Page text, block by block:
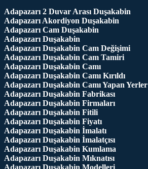
Adapazarı 2 Duvar Arası Duşakabin
Adapazarı Akordiyon Duşakabin
Adapazarı Cam Duşakabin
Adapazarı Duşakabin
Adapazarı Duşakabin Cam Değişimi
Adapazarı Duşakabin Cam Tamiri
Adapazarı Duşakabin Camı
Adapazarı Duşakabin Camı Kırıldı
Adapazarı Duşakabin Camı Yapan Yerler
Adapazarı Duşakabin Fabrikası
Adapazarı Duşakabin Firmaları
Adapazarı Duşakabin Fitili
Adapazarı Duşakabin Fiyatı
Adapazarı Duşakabin İmalatı
Adapazarı Duşakabin İmalatçısı
Adapazarı Duşakabin Kumlama
Adapazarı Duşakabin Mıknatısı